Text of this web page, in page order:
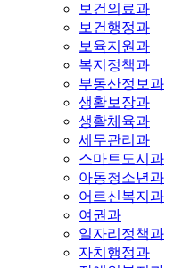
보건의료과
보건행정과
보육지원과
복지정책과
부동산정보과
생활보장과
생활체육과
세무관리과
스마트도시과
아동청소년과
어르신복지과
여권과
일자리정책과
자치행정과